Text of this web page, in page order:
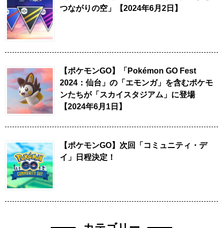
つながりの空」【2024年6月2日】
【ポケモンGO】「Pokémon GO Fest
2024：仙台」の「エモンガ」を含むポケモ
ンたちが「スカイスタジアム」に登場
【2024年6月1日】
【ポケモンGO】次回「コミュニティ・デ
イ」日程決定！